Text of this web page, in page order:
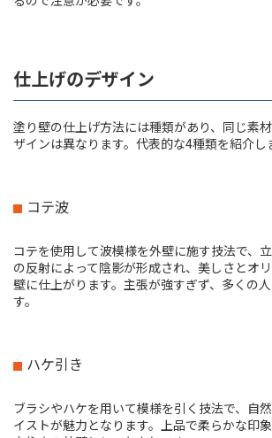
仕上げのデザイン
塗り壁の仕上げ方法には種類があり、同じ素
ザインは異なります。代表的な4種類を紹介し
コテ波
コテを使用して波模様を外壁に施す技法で、
の反射によって陰影が形成され、美しさとオ
壁に仕上がります。主張が強すぎず、多くの
す。
ハケ引き
ブラシやハケを用いて模様を引く技法で、自
イストが魅力となります。上品で柔らかな印